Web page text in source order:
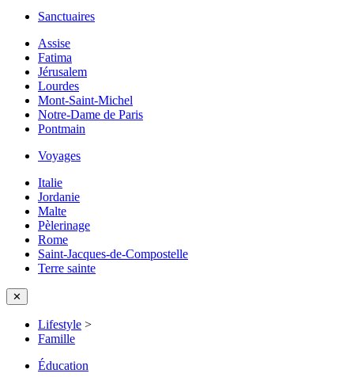
Sanctuaires
Assise
Fatima
Jérusalem
Lourdes
Mont-Saint-Michel
Notre-Dame de Paris
Pontmain
Voyages
Italie
Jordanie
Malte
Pèlerinage
Rome
Saint-Jacques-de-Compostelle
Terre sainte
✕
Lifestyle >
Famille
Éducation